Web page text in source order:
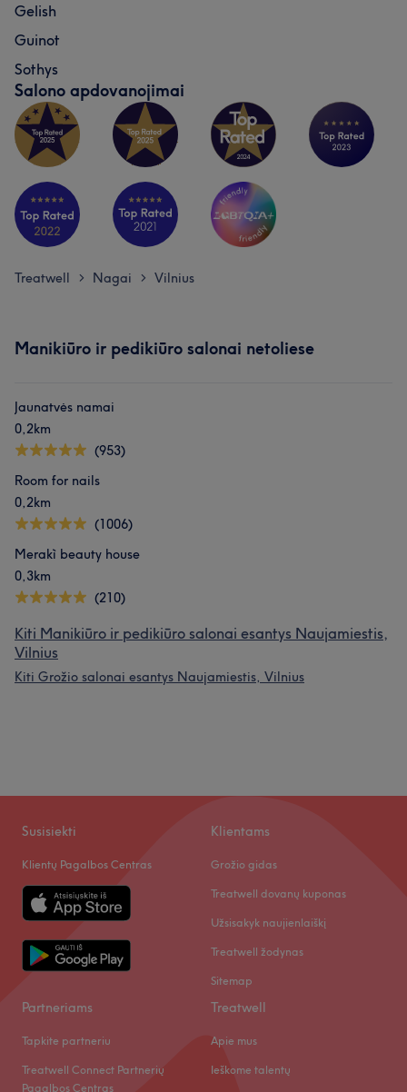
Gelish
Guinot
Sothys
Salono apdovanojimai
Treatwell > Nagai > Vilnius
Manikiūro ir pedikiūro salonai netoliese
Jaunatvės namai
0,2km
(953)
Room for nails
0,2km
(1006)
Merakì beauty house
0,3km
(210)
Kiti Manikiūro ir pedikiūro salonai esantys Naujamiestis,
Vilnius
Kiti Grožio salonai esantys Naujamiestis, Vilnius
Susisiekti
Klientų Pagalbos Centras
Klientams
Grožio gidas
Treatwell dovanų kuponas
Užsisakyk naujienlaiškį
Treatwell žodynas
Sitemap
Partneriams
Tapkite partneriu
Treatwell Connect Partnerių
Pagalbos Centras
Treatwell
Apie mus
Ieškome talentų